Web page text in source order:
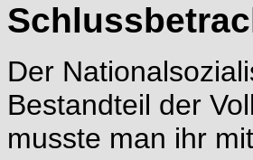
Der
Bestandteil der
musste man ihr